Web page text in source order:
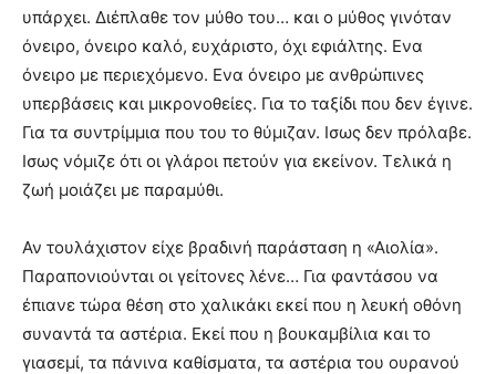
υπάρχει. Διέπλαθε τον μύθο του… και ο μύθος γινόταν
όνειρο, όνειρο καλό, ευχάριστο, όχι εφιάλτης. Ενα
όνειρο με περιεχόμενο. Ενα όνειρο με ανθρώπινες
υπερβάσεις και μικρονοθείες. Για το ταξίδι που δεν έγινε.
Για τα συντρίμμια που του το θύμιζαν. Ισως δεν πρόλαβε.
Ισως νόμιζε ότι οι γλάροι πετούν για εκείνον. Τελικά η
ζωή μοιάζει με παραμύθι.
Αν τουλάχιστον είχε βραδινή παράσταση η «Αιολία».
Παραπονιούνται οι γείτονες λένε… Για φαντάσου να
έπιανε τώρα θέση στο χαλικάκι εκεί που η λευκή οθόνη
συναντά τα αστέρια. Εκεί που η βουκαμβίλια και το
γιασεμί, τα πάνινα καθίσματα, τα αστέρια του ουρανού